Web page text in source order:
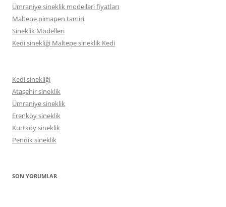
Ümraniye sineklik modelleri fiyatları
Maltepe pimapen tamiri
Sineklik Modelleri
Kedi sinekliği Maltepe sineklik Kedi
Kedi sinekliği
Ataşehir sineklik
Ümraniye sineklik
Erenköy sineklik
Kurtköy sineklik
Pendik sineklik
SON YORUMLAR